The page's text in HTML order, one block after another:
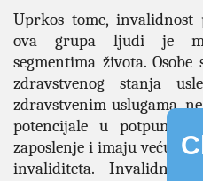
Uprkos tome, invalidnost
ova grupa ljudi je
segmentima života.
zdravstvenog stanja
zdravstvenim uslugama,
potencijale u
zaposlenje i imaju veću
invaliditeta.